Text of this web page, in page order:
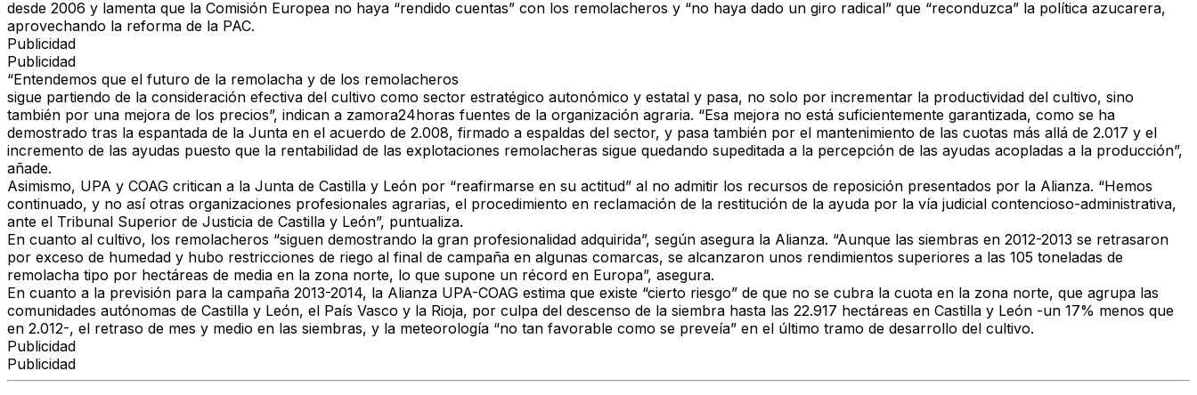
desde 2006 y lamenta que la Comisión Europea no haya “rendido cuentas” con los remolacheros y “no haya dado un giro radical” que “reconduzca” la política azucarera,
aprovechando la reforma de la PAC.
Publicidad
Publicidad
“Entendemos que el futuro de la remolacha y de los remolacheros
sigue partiendo de la consideración efectiva del cultivo como sector estratégico autonómico y estatal y pasa, no solo por incrementar la productividad del cultivo, sino
también por una mejora de los precios”, indican a zamora24horas fuentes de la organización agraria. “Esa mejora no está suficientemente garantizada, como se ha
demostrado tras la espantada de la Junta en el acuerdo de 2.008, firmado a espaldas del sector, y pasa también por el mantenimiento de las cuotas más allá de 2.017 y el
incremento de las ayudas puesto que la rentabilidad de las explotaciones remolacheras sigue quedando supeditada a la percepción de las ayudas acopladas a la producción”,
añade.
Asimismo, UPA y COAG critican a la Junta de Castilla y León por “reafirmarse en su actitud” al no admitir los recursos de reposición presentados por la Alianza. “Hemos
continuado, y no así otras organizaciones profesionales agrarias, el procedimiento en reclamación de la restitución de la ayuda por la vía judicial contencioso-administrativa,
ante el Tribunal Superior de Justicia de Castilla y León”, puntualiza.
En cuanto al cultivo, los remolacheros “siguen demostrando la gran profesionalidad adquirida”, según asegura la Alianza. “Aunque las siembras en 2012-2013 se retrasaron
por exceso de humedad y hubo restricciones de riego al final de campaña en algunas comarcas, se alcanzaron unos rendimientos superiores a las 105 toneladas de
remolacha tipo por hectáreas de media en la zona norte, lo que supone un récord en Europa”, asegura.
En cuanto a la previsión para la campaña 2013-2014, la Alianza UPA-COAG estima que existe “cierto riesgo” de que no se cubra la cuota en la zona norte, que agrupa las
comunidades autónomas de Castilla y León, el País Vasco y la Rioja, por culpa del descenso de la siembra hasta las 22.917 hectáreas en Castilla y León -un 17% menos que
en 2.012-, el retraso de mes y medio en las siembras, y la meteorología “no tan favorable como se preveía” en el último tramo de desarrollo del cultivo.
Publicidad
Publicidad